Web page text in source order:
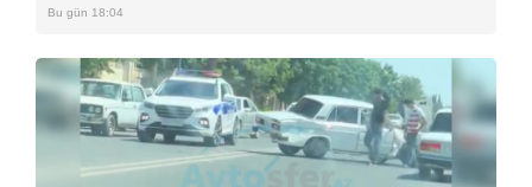
Bu gün 18:04